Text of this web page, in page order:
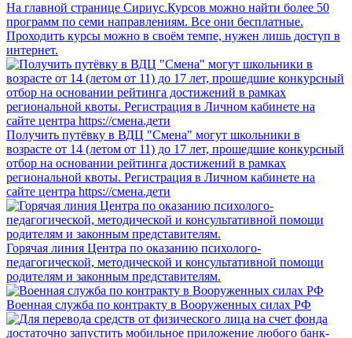
На главной странице Сириус.Курсов можно найти более 50
программ по семи направлениям. Все они бесплатные.
Проходить курсы можно в своём темпе, нужен лишь доступ в
интернет.
Получить путёвку в ВДЦ "Смена" могут школьники в
возрасте от 14 (летом от 11) до 17 лет, прошедшие конкурсный
отбор на основании рейтинга достижений в рамках
региональной квоты. Регистрация в Личном кабинете на
сайте центра https://смена.дети
Горячая линия Центра по оказанию психолого-
педагогической, методической и консультативной помощи
родителям и законным представителям.
Военная служба по контракту в Вооруженных силах РФ